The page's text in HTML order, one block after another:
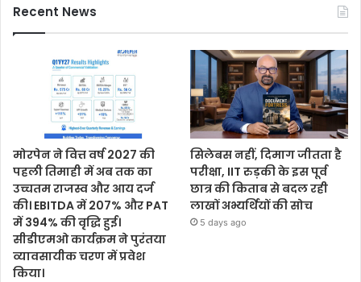
Recent News
मोरपेन ने वित्त वर्ष 2027 की
पहली तिमाही में अब तक का
उच्चतम राजस्व और आय दर्ज
की। EBITDA में 207% और PAT
में 394% की वृद्धि हुई।
सीडीएमओ कार्यक्रम ने पुरंतया
व्यावसायीक चरण में प्रवेश
किया।
सिलेबस नहीं, दिमाग जीतता है
परीक्षा, IIT रुड़की के इस पूर्व
छात्र की किताब से बदल रही
लाखों अभ्यर्थियों की सोच
5 days ago